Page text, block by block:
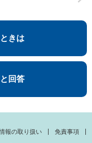
きは
回答
報の取り扱い 免責事項